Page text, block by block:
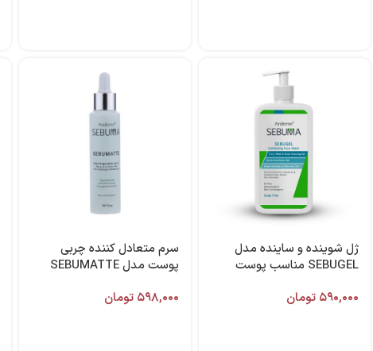
ژل شوینده و ساینده مدل
SEBUGEL مناسب پوست
سبوما
۵۹۰,۰۰۰ تومان
سرم متعادل کننده چربی
پوست مدل SEBUMATTE
۵۹۸,۰۰۰ تومان